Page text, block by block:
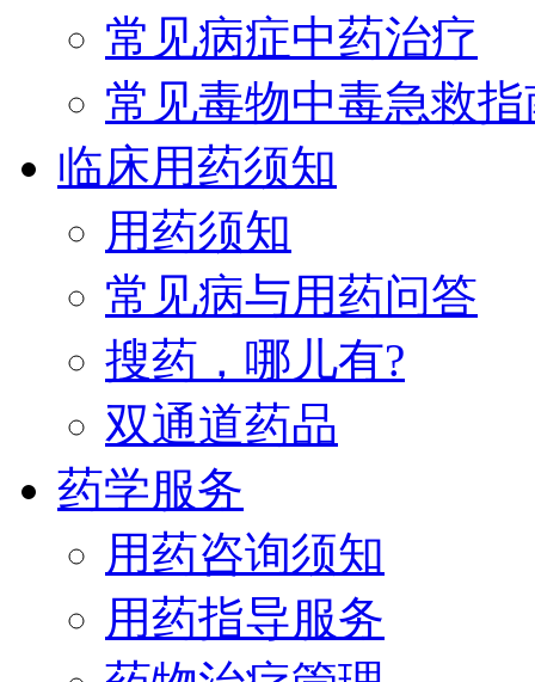
常见病症中药治疗
常见毒物中毒急救指
临床用药须知
用药须知
常见病与用药问答
搜药，哪儿有?
双通道药品
药学服务
用药咨询须知
用药指导服务